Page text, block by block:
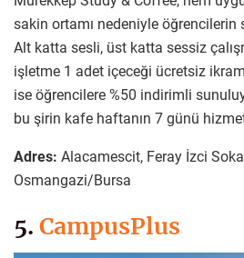
sakin ortamı nedeniyle öğrencilerin
Alt katta sesli, üst katta sessiz
işletme 1 adet içeceği ücretsiz
ise öğrencilere %50 indirimli
bu şirin kafe haftanın 7 günü
Adres: Alacamescit, Feray İzci
Osmangazi/Bursa
5. CampusPlus